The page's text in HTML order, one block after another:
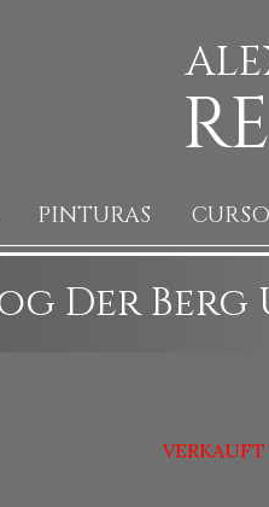
PINTURAS
Der Berg
VERKAUFT